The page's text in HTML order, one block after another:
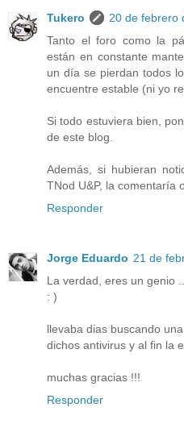
Tukero
20 de febrero
Tanto el foro como la
están en constante
un día se pierdan todos
encuentre estable (ni yo
Si todo estuviera bien,
de este blog.
Además, si hubieran
TNod U&P, la comentaría
Responder
Jorge Eduardo 21 de
La verdad, eres un genio ...
: )
llevaba dias buscando
dichos antivirus y al fin la
muchas gracias !!!
Responder